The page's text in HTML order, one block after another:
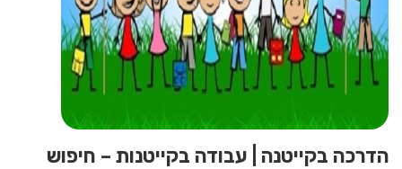
הדרכה בקייטנה | עבודה בקייטנות – חיפוש